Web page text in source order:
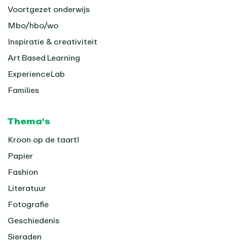
Voortgezet onderwijs
Mbo/hbo/wo
Inspiratie & creativiteit
Art Based Learning
ExperienceLab
Families
Thema's
Kroon op de taart!
Papier
Fashion
Literatuur
Fotografie
Geschiedenis
Sieraden